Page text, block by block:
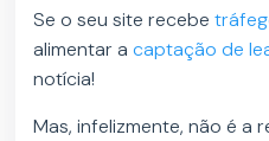
Se o seu site recebe
alimentar acaptação de
notícia!
Mas, infelizmente, não é a